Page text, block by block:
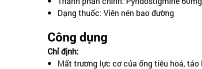
Dạng thuốc: Viên nén bao đường
Công dụng
Chỉ định:
Mất trương lực cơ của ống tiêu hoá,